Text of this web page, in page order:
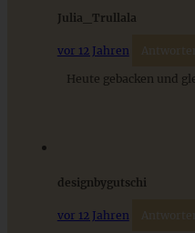
Minuten auf dem Tisch!
Julia_Trullala
vor 12 Jahren Antworten
Heute gebacken und
designbygutschi
vor 12 Jahren Antworten